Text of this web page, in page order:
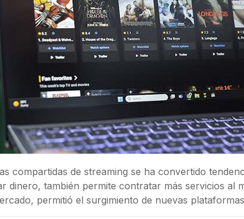
compartidas de streaming se ha convertido
dinero, también permite contratar más servicios al
permitió el surgimiento de nuevas